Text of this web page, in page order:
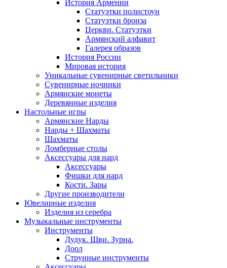
История Армении
Статуэтки полистоун
Статуэтки бронза
Церкви. Статуэтки
Армянский алфавит
Галерея образов
История России
Мировая история
Уникальные сувенирные светильники
Сувенирные ночники
Армянские монеты
Деревянные изделия
Настольные игры
Армянские Нарды
Нарды + Шахматы
Шахматы
Ломберные столы
Аксессуары для нард
Аксессуары
Фишки для нард
Кости. Зары
Другие производители
Ювелирные изделия
Изделия из серебра
Музыкальные инструменты
Инструменты
Дудук. Шви. Зурна.
Доол
Струнные инструменты